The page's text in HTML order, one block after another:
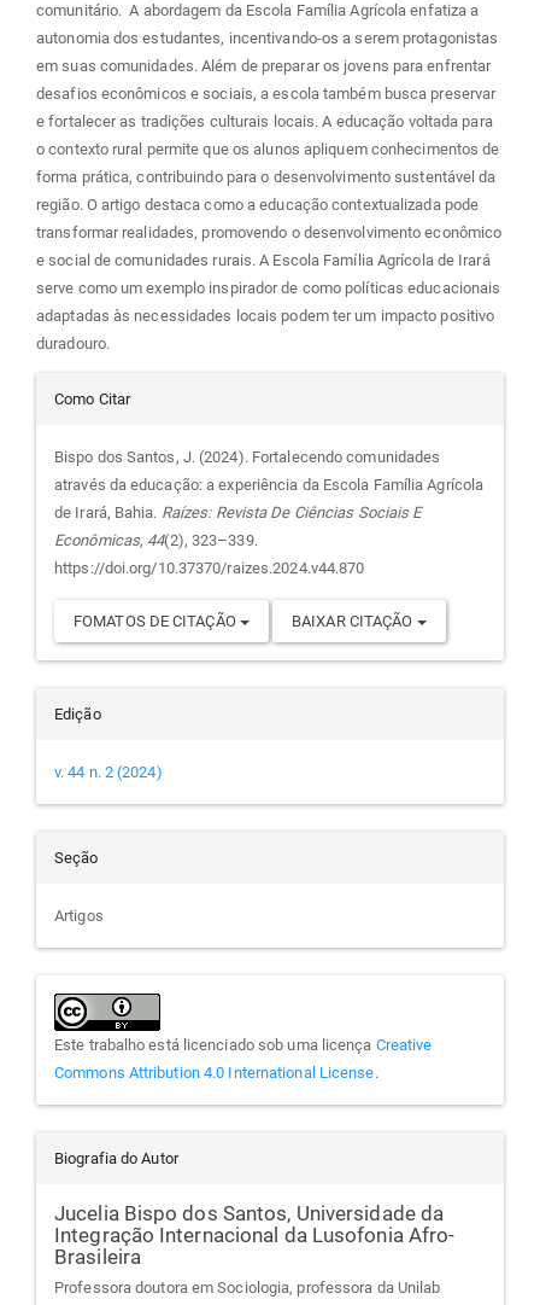
comunitário. A abordagem da Escola Família Agrícola enfatiza a
autonomia dos estudantes, incentivando-os a serem protagonistas
em suas comunidades. Além de preparar os jovens para enfrentar
desafios econômicos e sociais, a escola também busca preservar
e fortalecer as tradições culturais locais. A educação voltada para
o contexto rural permite que os alunos apliquem conhecimentos de
forma prática, contribuindo para o desenvolvimento sustentável da
região. O artigo destaca como a educação contextualizada pode
transformar realidades, promovendo o desenvolvimento econômico
e social de comunidades rurais. A Escola Família Agrícola de Irará
serve como um exemplo inspirador de como políticas educacionais
adaptadas às necessidades locais podem ter um impacto positivo
duradouro.
Detalhes
do
artigo
Como Citar
Bispo dos Santos, J. (2024). Fortalecendo comunidades
através da educação: a experiência da Escola Família Agrícola
de Irará, Bahia. Raízes: Revista De Ciências Sociais E
Econômicas, 44(2), 323–339.
https://doi.org/10.37370/raizes.2024.v44.870
FOMATOS DE CITAÇÃO BAIXAR CITAÇÃO
Edição
v. 44 n. 2 (2024)
Seção
Artigos
Este trabalho está licenciado sob uma licença Creative
Commons Attribution 4.0 International License.
Biografia do Autor
Jucelia Bispo dos Santos, Universidade da
Integração Internacional da Lusofonia Afro-
Brasileira
Professora doutora em Sociologia, professora da Unilab